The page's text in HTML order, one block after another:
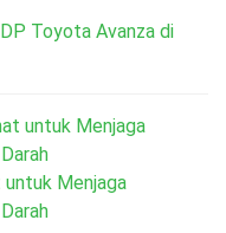
Toyota Avanza di
untuk Menjaga